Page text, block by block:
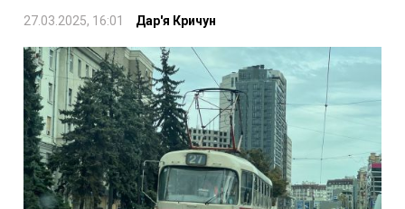
27.03.2025, 16:01 Дар'я Кричун